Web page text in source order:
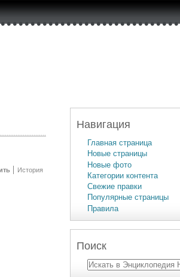
История
Навигация
Главная страница
Новые страницы
Новые фото
Категории контента
Свежие правки
Популярные страницы
Правила
Поиск